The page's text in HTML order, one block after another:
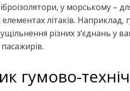
у морському –
літаків. Наприклад,
різних з’єднань у
гумово-